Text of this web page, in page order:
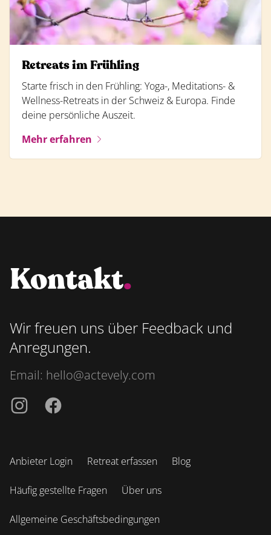
Retreats im Frühling
Starte frisch in den Frühling: Yoga-, Meditations- &
Wellness-Retreats in der Schweiz & Europa. Finde
deine persönliche Auszeit.
Mehr erfahren
Kontakt.
Wir freuen uns über Feedback und
Anregungen.
Email: hello@actevely.com
InstagrammFacebook
Anbieter Login Retreat erfassen Blog
Häufig gestellte Fragen Über uns
Allgemeine Geschäftsbedingungen